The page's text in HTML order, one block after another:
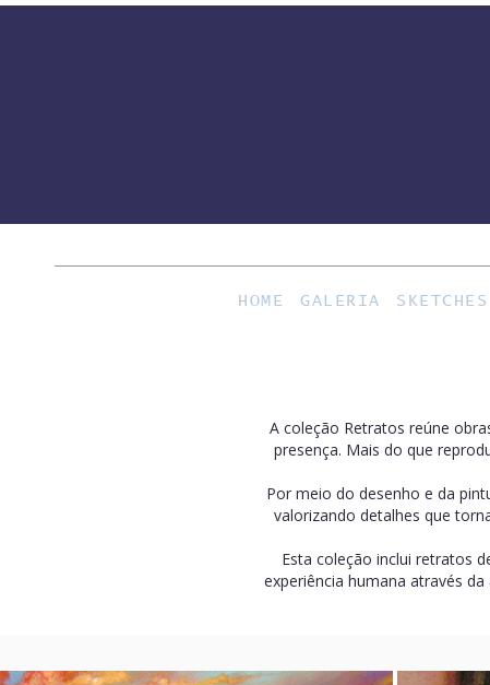
HOME GALERIA SKETCHES
A coleção Retratos reúne
presença. Mais do que
Por meio do desenho e da
valorizando detalhes que
Esta coleção inclui retratos
experiência humana através